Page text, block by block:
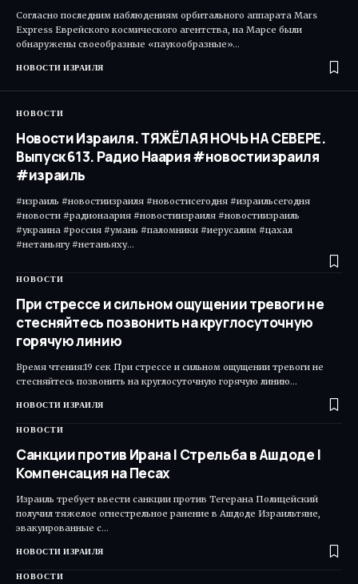
Согласно последним наблюдениям орбитального аппарата Mars
Express Еврейского космического агентства, на Марсе были
обнаружены своеобразные «паукообразные»…
НОВОСТИ ИЗРАИЛЯ
НОВОСТИ
Новости Израиля. ТЯЖЁЛАЯ НОЧЬ НА СЕВЕРЕ.
Выпуск 613. Радио Наария #новостиизраиля
#израиль
#израиль #новостиизраиля #новостисегодня #израильсегодня
#новости #радионаария #новостиизраиля #новостиизраиль
#украина #россия #умань #паломники #иерусалим #цахал
#нетаньягу #нетаньяху…
НОВОСТИ
При стрессе и сильном ощущении тревоги не
стесняйтесь позвонить на круглосуточную
горячую линию
Время чтения:19 сек При стрессе и сильном ощущении тревоги не
стесняйтесь позвонить на круглосуточную горячую линию…
НОВОСТИ ИЗРАИЛЯ
НОВОСТИ
Санкции против Ирана | Стрельба в Ашдоде |
Компенсация на Песах
Израиль требует ввести санкции против Тегерана Полицейский
получил тяжелое огнестрельное ранение в Ашдоде Израильтяне,
эвакуированные с…
НОВОСТИ ИЗРАИЛЯ
НОВОСТИ